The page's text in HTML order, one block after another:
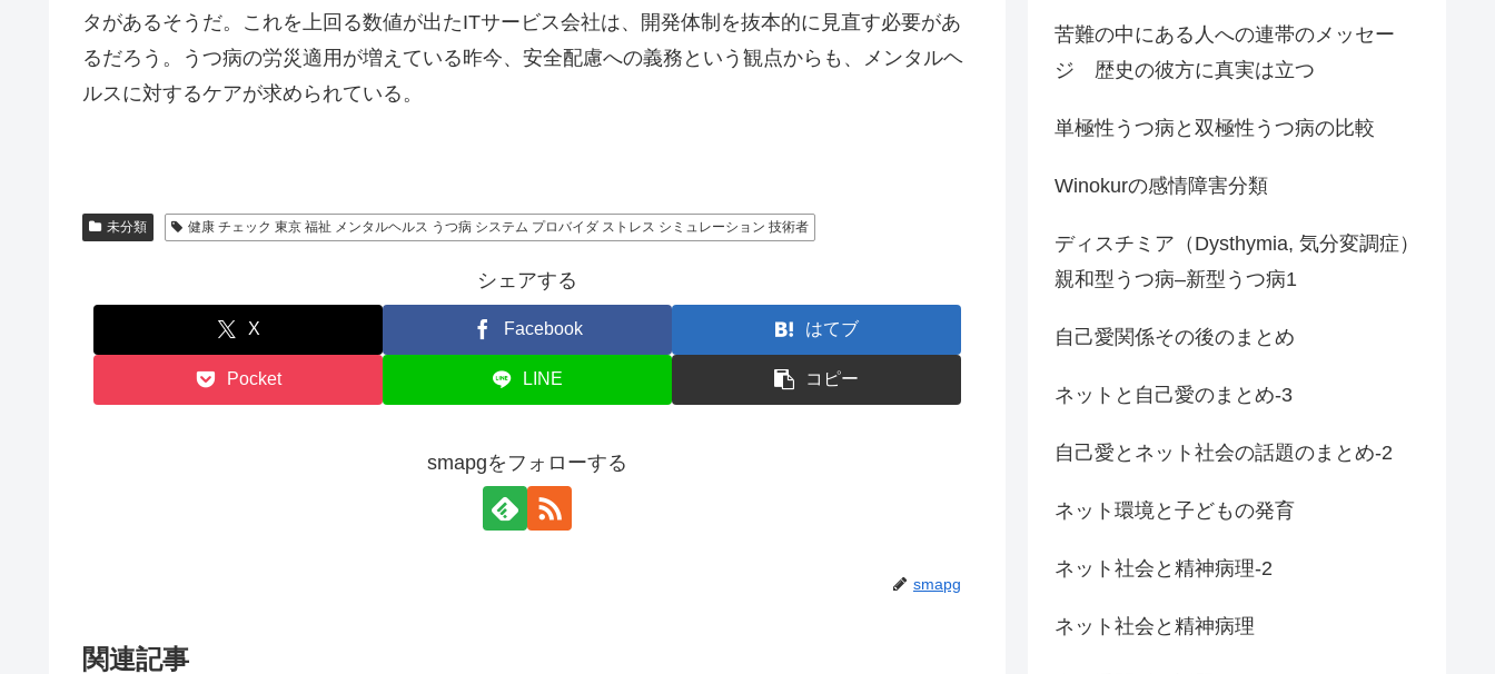
タがあるそうだ。これを上回る数値が出たITサービス会社は、開発体制を抜本的に見直す必要があ
るだろう。うつ病の労災適用が増えている昨今、安全配慮への義務という観点からも、メンタルヘ
ルスに対するケアが求められている。
未分類 健康 チェック 東京 福祉 メンタルヘルス うつ病 システム プロバイダ ストレス シミュレーション 技術者
シェアする
X Facebook はてブ
Pocket LINE コピー
smapgをフォローする
smapg
関連記事
苦難の中にある人への連帯のメッセー
ジ 歴史の彼方に真実は立つ
単極性うつ病と双極性うつ病の比較
Winokurの感情障害分類
ディスチミア（Dysthymia, 気分変調症）
親和型うつ病–新型うつ病1
自己愛関係その後のまとめ
ネットと自己愛のまとめ-3
自己愛とネット社会の話題のまとめ-2
ネット環境と子どもの発育
ネット社会と精神病理-2
ネット社会と精神病理